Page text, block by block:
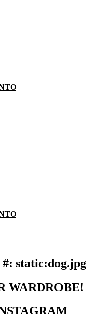
static:dog.jpg
WARDROBE!